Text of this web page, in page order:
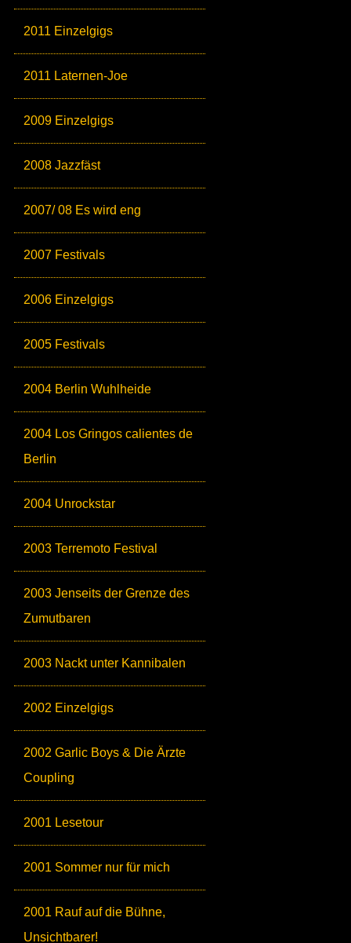
2011 Einzelgigs
2011 Laternen-Joe
2009 Einzelgigs
2008 Jazzfäst
2007/ 08 Es wird eng
2007 Festivals
2006 Einzelgigs
2005 Festivals
2004 Berlin Wuhlheide
2004 Los Gringos calientes de
Berlin
2004 Unrockstar
2003 Terremoto Festival
2003 Jenseits der Grenze des
Zumutbaren
2003 Nackt unter Kannibalen
2002 Einzelgigs
2002 Garlic Boys & Die Ärzte
Coupling
2001 Lesetour
2001 Sommer nur für mich
2001 Rauf auf die Bühne,
Unsichtbarer!